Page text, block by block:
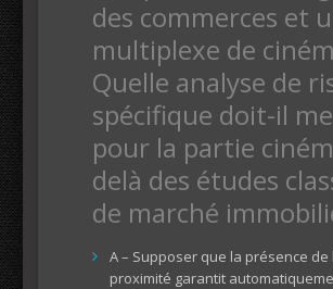
des commerces et
multiplexe de
Quelle analyse de
spécifique doit-il
pour la partie
delà des études
de marché
A – Supposer que la présence de
proximité garantit